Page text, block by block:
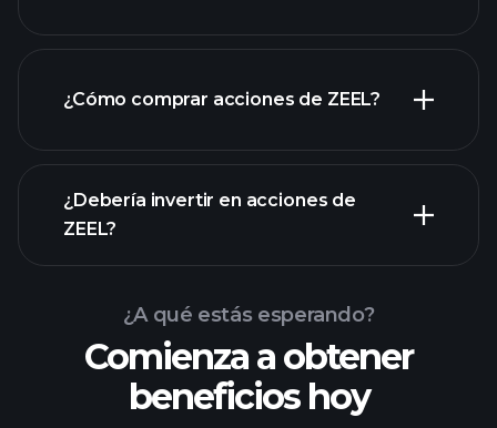
informes financieros
¿Cómo comprar acciones de ZEEL?
Playtrade Tournaments
¿Debería invertir en acciones de
ZEEL?
¿A qué estás esperando?
Comienza a obtener
beneficios hoy